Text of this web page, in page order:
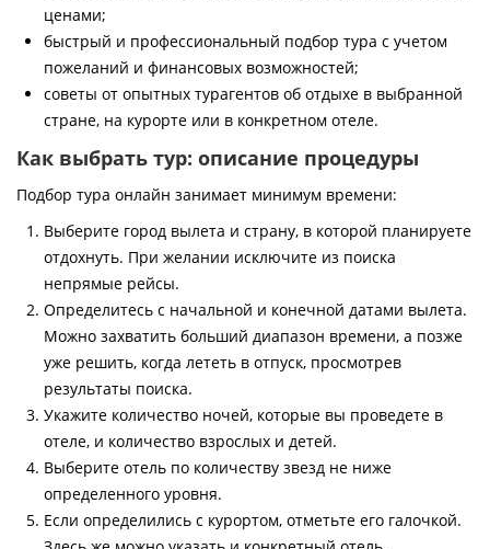
ценами;
быстрый и профессиональный подбор тура с учетом
пожеланий и финансовых возможностей;
советы от опытных турагентов об отдыхе в выбранной
стране, на курорте или в конкретном отеле.
Как выбрать тур: описание процедуры
Подбор тура онлайн занимает минимум времени:
Выберите город вылета и страну, в которой планируете
отдохнуть. При желании исключите из поиска
непрямые рейсы.
Определитесь с начальной и конечной датами вылета.
Можно захватить больший диапазон времени, а позже
уже решить, когда лететь в отпуск, просмотрев
результаты поиска.
Укажите количество ночей, которые вы проведете в
отеле, и количество взрослых и детей.
Выберите отель по количеству звезд не ниже
определенного уровня.
Если определились с курортом, отметьте его галочкой.